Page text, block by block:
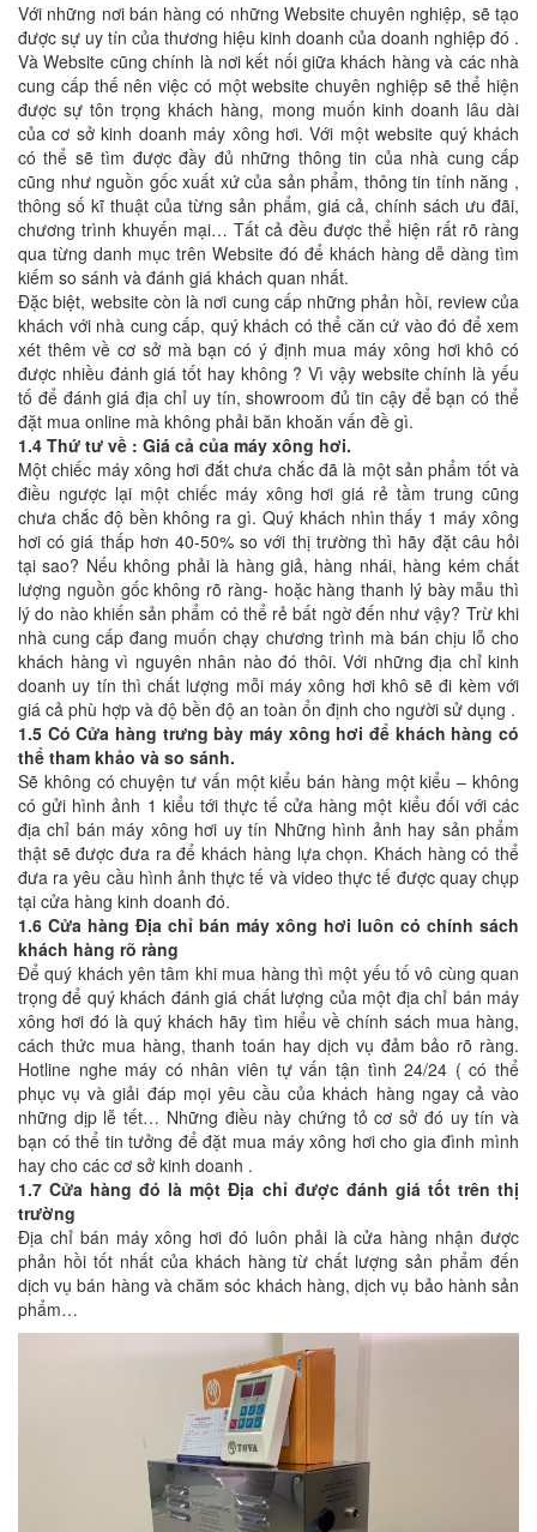
Với những nơi bán hàng có những Website chuyên nghiệp, sẽ tạo
được sự uy tín của thương hiệu kinh doanh của doanh nghiệp đó .
Và Website cũng chính là nơi kết nối giữa khách hàng và các nhà
cung cấp thế nên việc có một website chuyên nghiệp sẽ thể hiện
được sự tôn trọng khách hàng, mong muốn kinh doanh lâu dài
của cơ sở kinh doanh máy xông hơi. Với một website quý khách
có thể sẽ tìm được đầy đủ những thông tin của nhà cung cấp
cũng như nguồn gốc xuất xứ của sản phẩm, thông tin tính năng ,
thông số kĩ thuật của từng sản phẩm, giá cả, chính sách ưu đãi,
chương trình khuyến mại… Tất cả đều được thể hiện rất rõ ràng
qua từng danh mục trên Website đó để khách hàng dễ dàng tìm
kiếm so sánh và đánh giá khách quan nhất.
Đặc biệt, website còn là nơi cung cấp những phản hồi, review của
khách với nhà cung cấp, quý khách có thể căn cứ vào đó để xem
xét thêm về cơ sở mà bạn có ý định mua máy xông hơi khô có
được nhiều đánh giá tốt hay không ? Vì vậy website chính là yếu
tố để đánh giá địa chỉ uy tín, showroom đủ tin cậy để bạn có thể
đặt mua online mà không phải băn khoăn vấn đề gì.
1.4 Thứ tư về : Giá cả của máy xông hơi.
Một chiếc máy xông hơi đắt chưa chắc đã là một sản phẩm tốt và
điều ngược lại một chiếc máy xông hơi giá rẻ tầm trung cũng
chưa chắc độ bền không ra gì. Quý khách nhìn thấy 1 máy xông
hơi có giá thấp hơn 40-50% so với thị trường thì hãy đặt câu hỏi
tại sao? Nếu không phải là hàng giả, hàng nhái, hàng kém chất
lượng nguồn gốc không rõ ràng- hoặc hàng thanh lý bày mẫu thì
lý do nào khiến sản phẩm có thể rẻ bất ngờ đến như vậy? Trừ khi
nhà cung cấp đang muốn chạy chương trình mà bán chịu lỗ cho
khách hàng vì nguyên nhân nào đó thôi. Với những địa chỉ kinh
doanh uy tín thì chất lượng mỗi máy xông hơi khô sẽ đi kèm với
giá cả phù hợp và độ bền độ an toàn ổn định cho người sử dụng .
1.5 Có Cửa hàng trưng bày máy xông hơi để khách hàng có
thể tham khảo và so sánh.
Sẽ không có chuyện tư vấn một kiểu bán hàng một kiểu – không
có gửi hình ảnh 1 kiểu tới thực tế cửa hàng một kiểu đối với các
địa chỉ bán máy xông hơi uy tín Những hình ảnh hay sản phẩm
thật sẽ được đưa ra để khách hàng lựa chọn. Khách hàng có thể
đưa ra yêu cầu hình ảnh thực tế và video thực tế được quay chụp
tại cửa hàng kinh doanh đó.
1.6 Cửa hàng Địa chỉ bán máy xông hơi luôn có chính sách
khách hàng rõ ràng
Để quý khách yên tâm khi mua hàng thì một yếu tố vô cùng quan
trọng để quý khách đánh giá chất lượng của một địa chỉ bán máy
xông hơi đó là quý khách hãy tìm hiểu về chính sách mua hàng,
cách thức mua hàng, thanh toán hay dịch vụ đảm bảo rõ ràng.
Hotline nghe máy có nhân viên tự vấn tận tình 24/24 ( có thể
phục vụ và giải đáp mọi yêu cầu của khách hàng ngay cả vào
những dịp lễ tết… Những điều này chứng tỏ cơ sở đó uy tín và
bạn có thể tin tưởng để đặt mua máy xông hơi cho gia đình mình
hay cho các cơ sở kinh doanh .
1.7 Cửa hàng đó là một Địa chỉ được đánh giá tốt trên thị
trường
Địa chỉ bán máy xông hơi đó luôn phải là cửa hàng nhận được
phản hồi tốt nhất của khách hàng từ chất lượng sản phẩm đến
dịch vụ bán hàng và chăm sóc khách hàng, dịch vụ bảo hành sản
phẩm…